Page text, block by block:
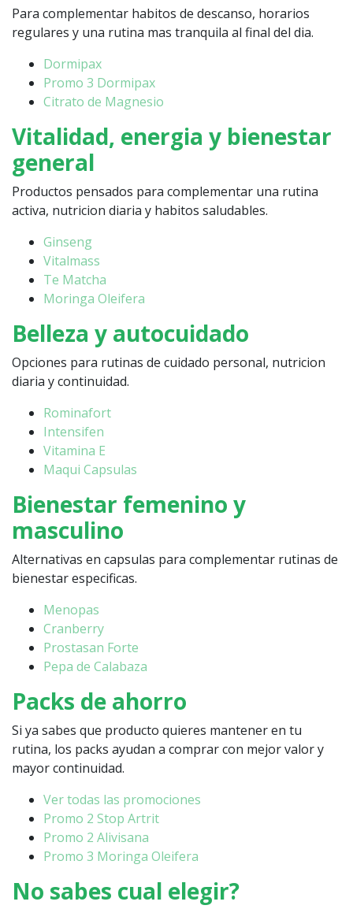
Para complementar habitos de descanso, horarios
regulares y una rutina mas tranquila al final del dia.
Dormipax
Promo 3 Dormipax
Citrato de Magnesio
Vitalidad, energia y bienestar
general
Productos pensados para complementar una rutina
activa, nutricion diaria y habitos saludables.
Ginseng
Vitalmass
Te Matcha
Moringa Oleifera
Belleza y autocuidado
Opciones para rutinas de cuidado personal, nutricion
diaria y continuidad.
Rominafort
Intensifen
Vitamina E
Maqui Capsulas
Bienestar femenino y
masculino
Alternativas en capsulas para complementar rutinas de
bienestar especificas.
Menopas
Cranberry
Prostasan Forte
Pepa de Calabaza
Packs de ahorro
Si ya sabes que producto quieres mantener en tu
rutina, los packs ayudan a comprar con mejor valor y
mayor continuidad.
Ver todas las promociones
Promo 2 Stop Artrit
Promo 2 Alivisana
Promo 3 Moringa Oleifera
No sabes cual elegir?